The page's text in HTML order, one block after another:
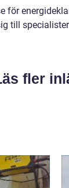
för
till
fler